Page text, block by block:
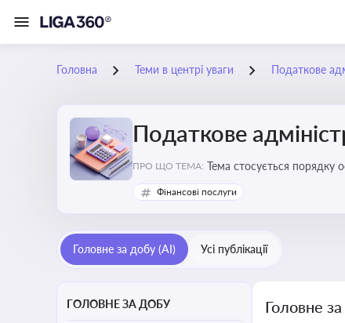
Головна Теми в центрі уваги Податкове
Податкове
ПРО ЩО ТЕМА: Тема стосується порядку
платників податків
Фінансові послуги
Головне за добу (AI) Усі публікації
ГОЛОВНЕ ЗА ДОБУ Головне